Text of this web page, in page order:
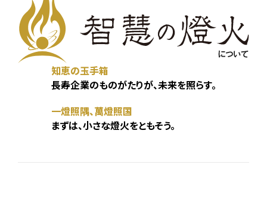
知恵の玉手箱
長寿企業のものがたりが、未来を照らす。
一燈照隅、萬燈照国
まずは、小さな燈火をともそう。